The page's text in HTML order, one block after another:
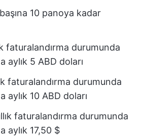
başına 10 panoya kadar
faturalandırma durumunda
aylık 5 ABD doları
faturalandırma durumunda
aylık 10 ABD doları
faturalandırma durumunda
aylık 17,50 $